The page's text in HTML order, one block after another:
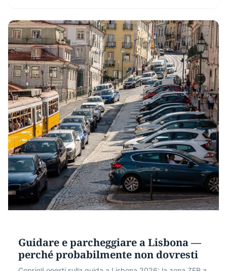
Guidare e parcheggiare a Lisbona —
perché probabilmente non dovresti